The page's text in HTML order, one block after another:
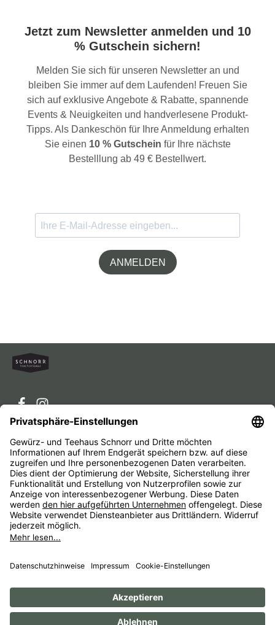
Jetzt zum Newsletter anmelden und 10
% Gutschein sichern!
Melden Sie sich für unseren Newsletter an und
bleiben Sie immer auf dem Laufenden! Freuen Sie
sich auf exklusive Angebote & Rabatte, spannende
Events & Neuigkeiten und handverlesene Produkt-
Tipps. Als Dankeschön für Ihre Anmeldung erhalten
Sie einen 10 % Gutschein für Ihre nächste
Bestelllung ab 49 € Bestellwert.
ANMELDEN
Service-Hotline
Service
Unternehmen
Alle Preise inkl. gesetzl. Mehrwertsteuer zzgl.
anders angegeben.
ImpressumAGBWiderrufsbelehrungenDatenschutz
Barrierefreiheit